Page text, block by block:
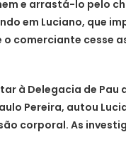
e arrastá-lo pelo
em Luciano, que
comerciante cesse
à Delegacia de Pau
Pereira, autou
corporal. As